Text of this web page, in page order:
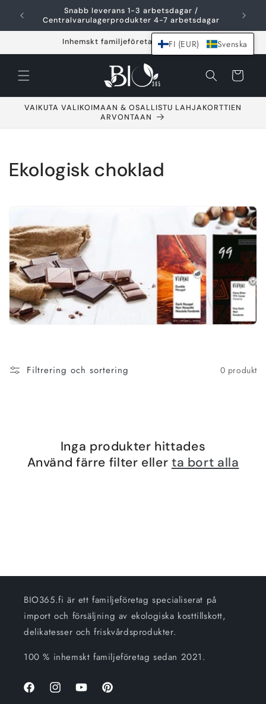
Hoppa över och
gå till innehållet
Snabb leverans 1-3 arbetsdagar /
Centralvarulagerprodukter 4-7 arbetsdagar
Inhemskt familjeföretag sedan 2021
Varukorg
VAIKUTA VALIKOIMAAN & OSALLISTU LAHJAKORTTIEN
ARVONTAAN
S
l
i
n
g
Ekologisk choklad
Filtrering och sortering 0 produkt
Inga produkter hittades
Använd färre filter eller ta bort alla
BIO365.fi är ett familjeföretag specialiserat på
import och försäljning av ekologiska kosttillskott,
delikatesser och friskvårdsprodukter.
100 % inhemskt familjeföretag sedan 2021.
FacebookInstagramYoutubePinterest
FI (EUR) Svenska